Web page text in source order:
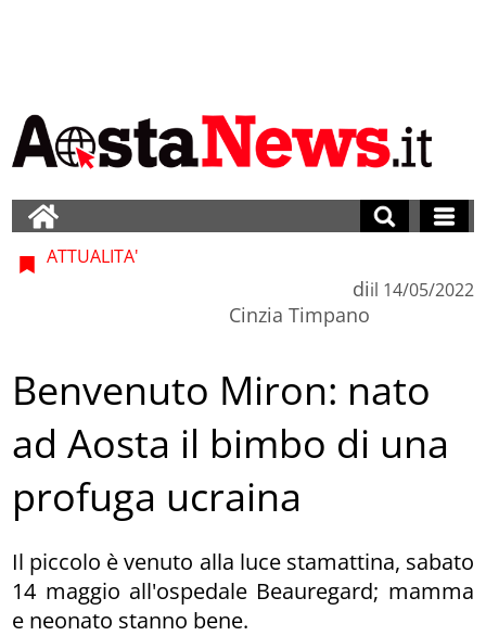
ATTUALITA'
di
Cinzia Timpano
il 14/05/2022
Benvenuto Miron: nato
ad Aosta il bimbo di una
profuga ucraina
Il piccolo è venuto alla luce stamattina, sabato
14 maggio all'ospedale Beauregard; mamma
e neonato stanno bene.